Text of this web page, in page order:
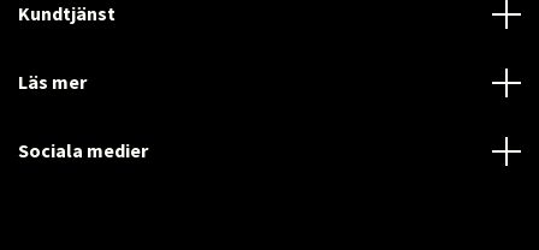
Kundtjänst
Läs mer
Sociala medier